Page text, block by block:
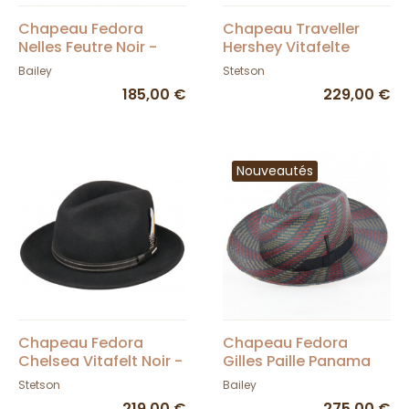
Chapeau Fedora
Nelles Feutre Noir -
Bailey
Bailey
185,00 €
Chapeau Traveller
Hershey Vitafelte
Cache-Oreilles Feutre
Marron - Stetson
Stetson
229,00 €
Chapeau Fedora
Chelsea Vitafelt Noir -
Stetson
Stetson
Nouveautés
Chapeau Fedora
Gilles Paille Panama
Rouge et Or - Bailey
Bailey